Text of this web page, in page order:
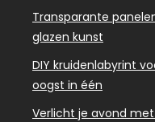
Transparante
glazen kunst
DIY kruidenlabyrint
oogst in één
Verlicht je avond